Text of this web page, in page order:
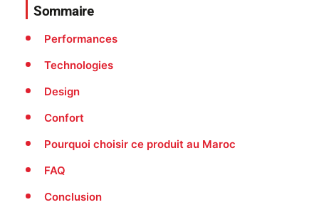
Sommaire
Performances
Technologies
Design
Confort
Pourquoi choisir ce produit au Maroc
FAQ
Conclusion